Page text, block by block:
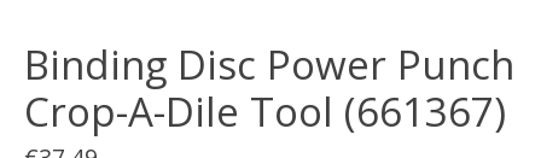
Binding Disc Power Punch
Crop-A-Dile Tool (661367)